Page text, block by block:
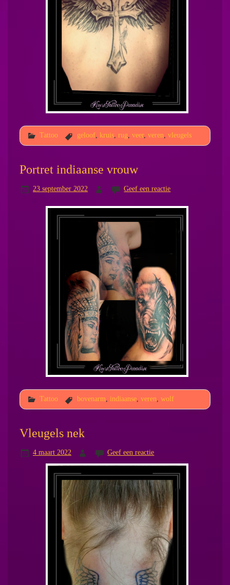
Tattoo geloof, kruis, rug, veer, veren, vleugels
Portret indiaanse vrouw
23 september 2022 Geef een reactie
Tattoo bovenarm indiaanse, veren wolf
Vleugels nek
4 maart 2022 Geef een reactie